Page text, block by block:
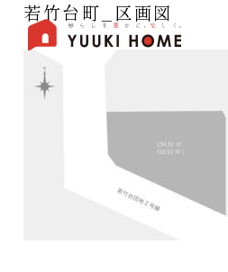
若竹台町_区画図